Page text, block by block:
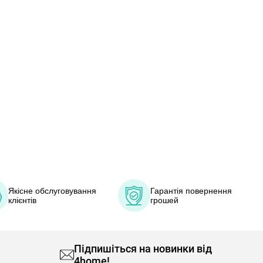
Якісне обслуговування
клієнтів
Гарантія повернення
грошей
Підпишіться на новинки від